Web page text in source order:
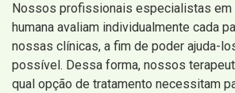
Nossos profissionais especialistas em
humana avaliam individualmente cada
nossas clínicas, a fim de poder ajuda-
possível. Dessa forma, nossos
qual opção de tratamento necessitam